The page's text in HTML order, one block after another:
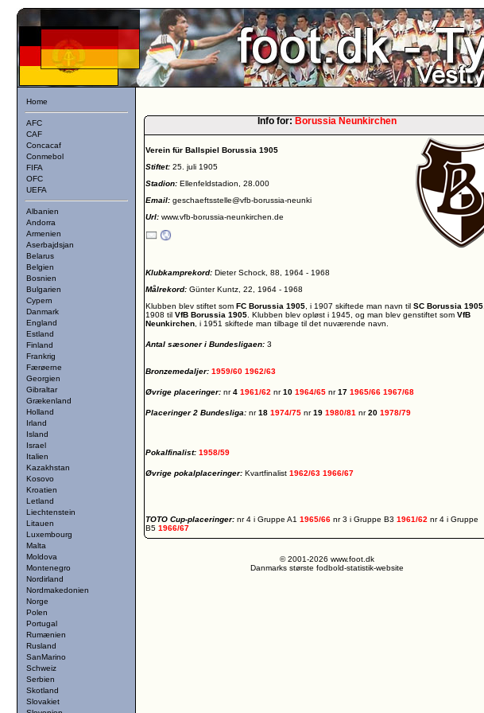
Home
AFC
CAF
Concacaf
Conmebol
FIFA
OFC
UEFA
Albanien
Andorra
Armenien
Aserbajdsjan
Belarus
Belgien
Bosnien
Bulgarien
Cypern
Danmark
England
Estland
Finland
Frankrig
Færøerne
Georgien
Gibraltar
Grækenland
Holland
Irland
Island
Israel
Italien
Kazakhstan
Kosovo
Kroatien
Letland
Liechtenstein
Litauen
Luxembourg
Malta
Moldova
Montenegro
Nordirland
Nordmakedonien
Norge
Polen
Portugal
Rumænien
Rusland
SanMarino
Schweiz
Serbien
Skotland
Slovakiet
Info for: Borussia Neunkirchen
Verein für Ballspiel Borussia 1905
Stiftet: 25. juli 1905
Stadion: Ellenfeldstadion, 28.000
Email: geschaeftsstelle@vfb-borussia-neunki
Url: www.vfb-borussia-neunkirchen.de
Klubkamprekord: Dieter Schock, 88, 1964 - 1968
Målrekord: Günter Kuntz, 22, 1964 - 1968
Klubben blev stiftet som FC Borussia 1905 , i 1907 skiftede man navn til SC Borussia 1905
1908 til VfB Borussia 1905 . Klubben blev opløst i 1945, og man blev genstiftet som VfB
Neunkirchen , i 1951 skiftede man tilbage til det nuværende navn.
Antal sæsoner i Bundesligaen: 3
Bronzemedaljer: 1959/60 1962/63
Øvrige placeringer: nr4 1961/62 nr10 1964/65 nr17 1965/66 1967/68
Placeringer 2 Bundesliga: nr18 1974/75 nr19 1980/81 nr20 1978/79
Pokalfinalist: 1958/59
Øvrige pokalplaceringer: Kvartfinalist 1962/63 1966/67
TOTO Cup-placeringer: nr 4 i Gruppe A1 1965/66 nr 3 i Gruppe B3 1961/62 nr 4 i Gruppe
B5 1966/67
© 2001-2026 www.foot.dk
Danmarks største fodbold-statistik-website